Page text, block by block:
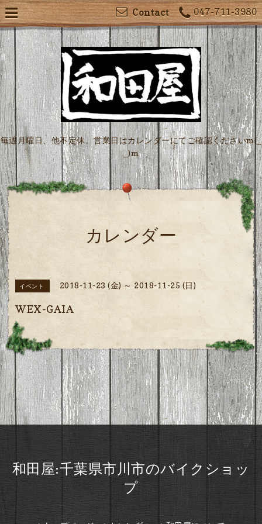
047-711-3980
Contact
毎週月曜日、他不定休。営業日はカレンダーにてご確認くださいm(_
_)m
カレンダー
イベント 2018-11-23 (金) ～ 2018-11-25 (日)
WEX-GAIA
和田屋:千葉県市川市のバイクショッ
プ